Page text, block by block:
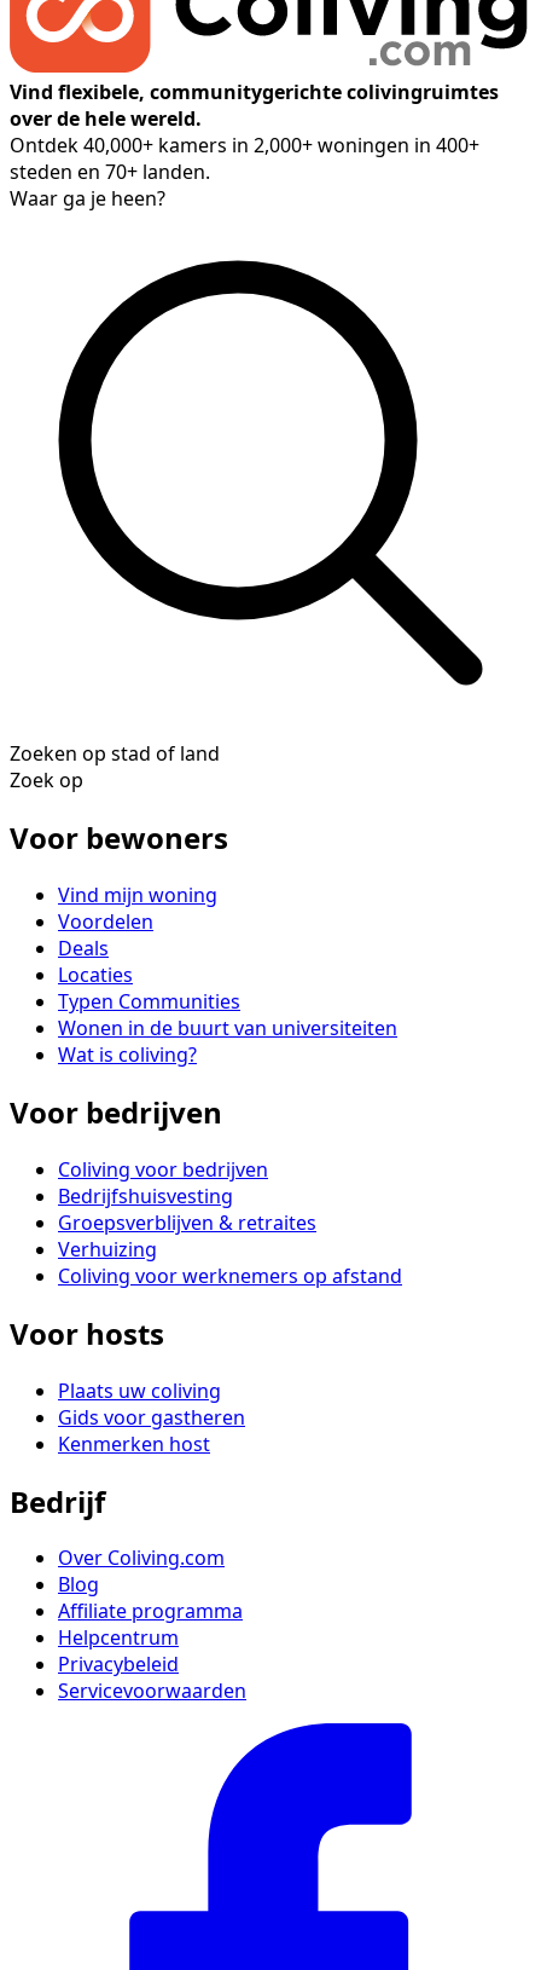
Vind flexibele, communitygerichte colivingruimtes
over de hele wereld.
Ontdek 40,000+ kamers in 2,000+ woningen in 400+
steden en 70+ landen.
Waar ga je heen?
Zoeken op stad of land
Zoek op
Voor bewoners
Vind mijn woning
Voordelen
Deals
Locaties
Typen Communities
Wonen in de buurt van universiteiten
Wat is coliving?
Voor bedrijven
Coliving voor bedrijven
Bedrijfshuisvesting
Groepsverblijven & retraites
Verhuizing
Coliving voor werknemers op afstand
Voor hosts
Plaats uw coliving
Gids voor gastheren
Kenmerken host
Bedrijf
Over Coliving.com
Blog
Affiliate programma
Helpcentrum
Privacybeleid
Servicevoorwaarden